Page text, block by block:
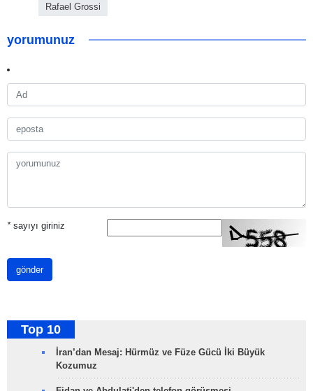
Rafael Grossi
yorumunuz
*sayıyı giriniz
gönder
Top 10
İran’dan Mesaj: Hürmüz ve Füze Gücü İki Büyük
Kozumuz